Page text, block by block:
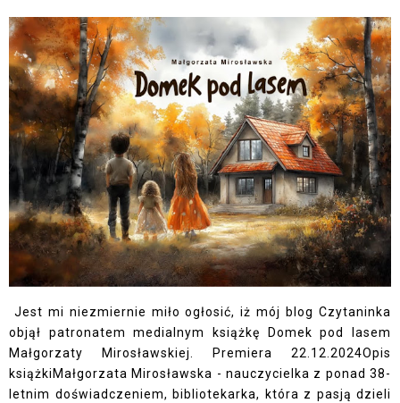
Jest mi niezmiernie miło ogłosić, iż mój blog Czytaninka
objął patronatem medialnym książkę Domek pod lasem
Małgorzaty Mirosławskiej. Premiera 22.12.2024Opis
książkiMałgorzata Mirosławska - nauczycielka z ponad 38-
letnim doświadczeniem, bibliotekarka, która z pasją dzieli